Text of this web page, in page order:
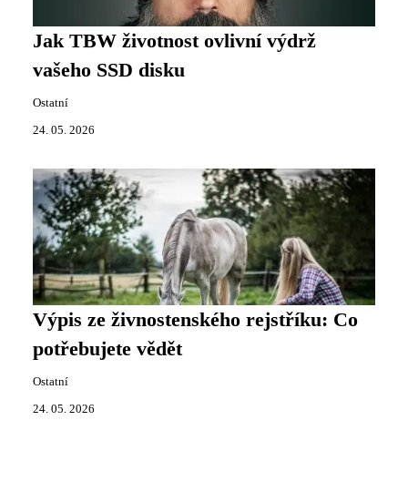
Jak TBW životnost ovlivní výdrž
vašeho SSD disku
Ostatní
24. 05. 2026
Výpis ze živnostenského rejstříku: Co
potřebujete vědět
Ostatní
24. 05. 2026